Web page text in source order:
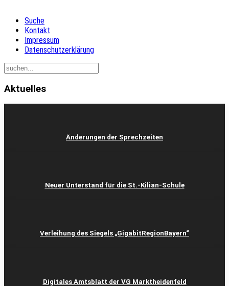
Suche
Kontakt
Impressum
Datenschutzerklärung
Aktuelles
Änderungen der Sprechzeiten
Neuer Unterstand für die St.-Kilian-Schule
Verleihung des Siegels „GigabitRegionBayern“
Digitales Amtsblatt der VG Marktheidenfeld